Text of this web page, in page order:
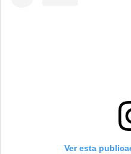
Ver esta